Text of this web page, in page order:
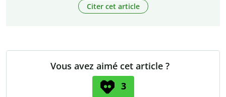
Citer cet article
Vous avez aimé cet article ?
3